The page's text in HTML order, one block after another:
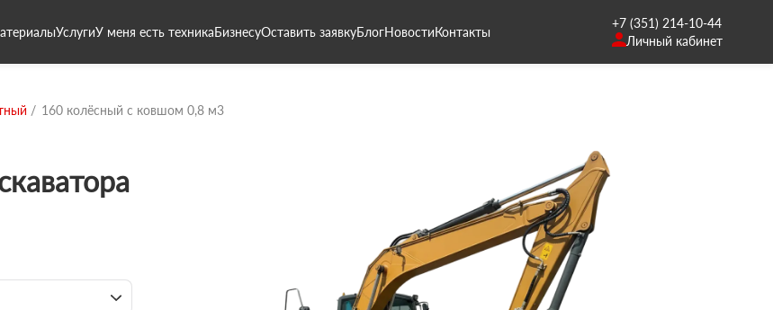
УслугиУ меня есть техникаБизнесуОставить заявкуБлогНовостиКонтакты
+7 (351) 214-10-44
Личный кабинет
160 колёсный с ковшом 0,8 м3